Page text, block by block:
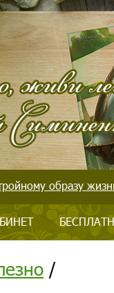
образу
/